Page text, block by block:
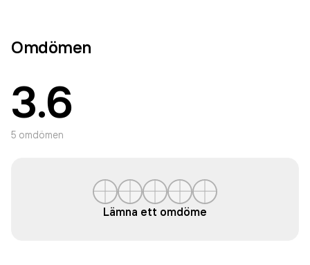
Omdömen
3.6
5 omdömen
Lämna ett omdöme